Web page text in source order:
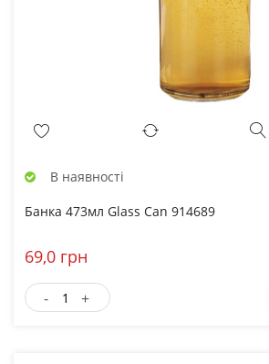
В наявності
Банка 473мл Glass Can 914689
69,0 грн
- +